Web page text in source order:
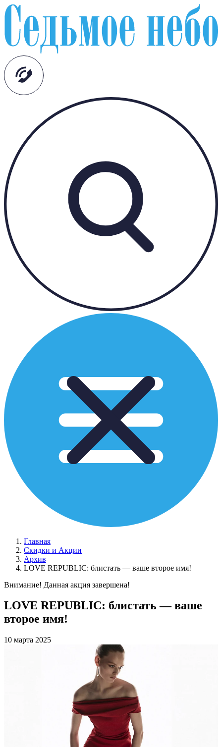
Главная
Скидки и Акции
Архив
LOVE REPUBLIC: блистать — ваше второе имя!
Внимание! Данная акция завершена!
LOVE REPUBLIC: блистать — ваше
второе имя!
10 марта 2025